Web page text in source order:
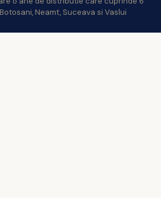
Neamt, Suceava si Vaslui